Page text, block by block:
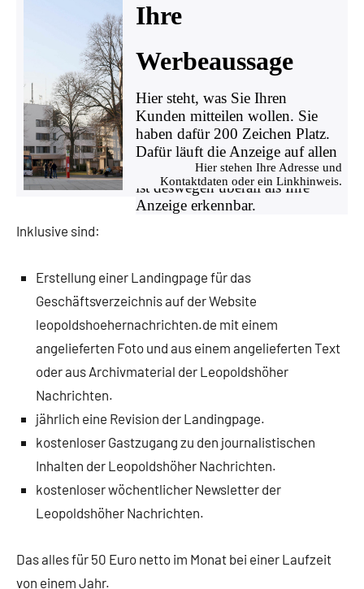
Ihre
Werbeaussage
Hier steht, was Sie Ihren
Kunden mitteilen wollen. Sie
haben dafür 200 Zeichen Platz.
Dafür läuft die Anzeige auf allen
Ausgabegeräten gleich gut und
ist deswegen überall als Ihre
Anzeige erkennbar.
Hier stehen Ihre Adresse und
Kontaktdaten oder ein Linkhinweis.
Inklusive sind:
Erstellung einer Landingpage für das
Geschäftsverzeichnis auf der Website
leopoldshoehernachrichten.de mit einem
angelieferten Foto und aus einem angelieferten Text
oder aus Archivmaterial der Leopoldshöher
Nachrichten.
jährlich eine Revision der Landingpage.
kostenloser Gastzugang zu den journalistischen
Inhalten der Leopoldshöher Nachrichten.
kostenloser wöchentlicher Newsletter der
Leopoldshöher Nachrichten.
Das alles für 50 Euro netto im Monat bei einer Laufzeit
von einem Jahr.